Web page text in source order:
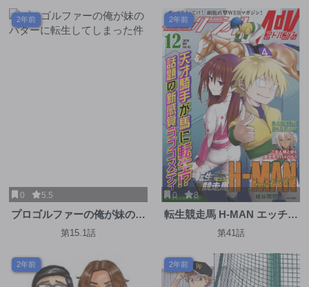
2年前
0 5.5
プロゴルファーの俺が妹のパ
ターに転生してしまった件
第15.1話
2年前
0 8
転生競走馬 H-MAN エッチマ
ン
第41話
2年前 2年前